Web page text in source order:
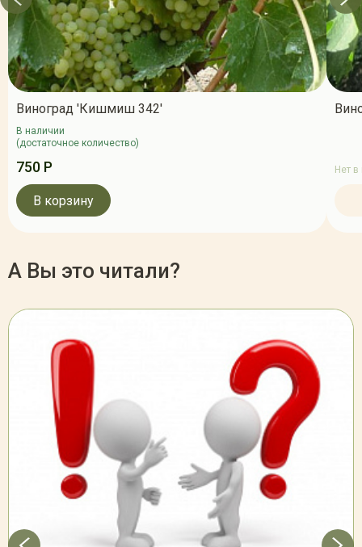
Виноград 'Кишмиш 342'
В наличии
(достаточное количество)
750 Р
В корзину
Нет
А Вы это читали?